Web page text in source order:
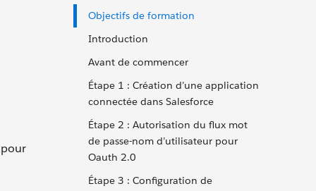
Objectifs de formation
Introduction
Avant de commencer
Étape 1 : Création d’une application
connectée dans Salesforce
Étape 2 : Autorisation du flux mot
de passe-nom d’utilisateur pour
Oauth 2.0
Étape 3 : Configuration de